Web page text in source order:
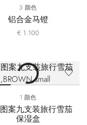
3 颜色
铝合金马镫
€ 1.100
1 颜色
案九支装旅行雪茄
保湿盒